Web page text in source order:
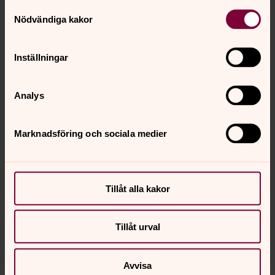
Nödvändiga kakor
Inställningar
Analys
Marknadsföring och sociala medier
Tillåt alla kakor
Tillåt urval
Avvisa